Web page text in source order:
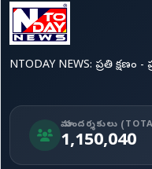
NTODAY NEWS: ప్రతి క్షణం -
మా సందర్శకులు
1,150,040